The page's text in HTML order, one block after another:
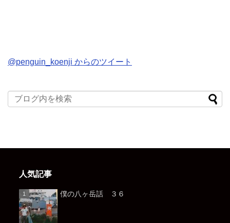
@penguin_koenji からのツイート
人気記事
僕の八ヶ岳話 ３６